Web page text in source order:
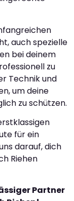
auch spezielle
bei deinem
zu
Technik und
um deine
zu schützen.
für ein
darauf, dich
Riehen
Partner